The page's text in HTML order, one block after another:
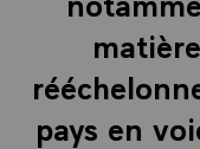
pays en